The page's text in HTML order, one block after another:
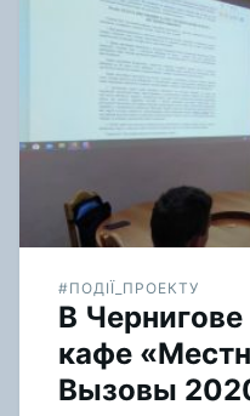
#ПОДІЇ_ПРОЕКТУ
В
кафе
Вызовы